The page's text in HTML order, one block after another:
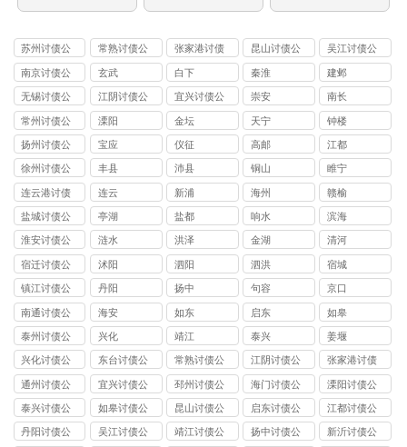
苏州讨债公
司
常熟讨债公
司
张家港讨债
公司
昆山讨债公
司
吴江讨债公
司
南京讨债公
司
玄武 白下 秦淮 建邺
无锡讨债公
司
江阴讨债公
司
宜兴讨债公
司
崇安 南长
常州讨债公
司
溧阳 金坛 天宁 钟楼
扬州讨债公
司
宝应 仪征 高邮 江都
徐州讨债公
司
丰县 沛县 铜山 睢宁
连云港讨债
公司
连云 新浦 海州 赣榆
盐城讨债公
司
亭湖 盐都 响水 滨海
淮安讨债公
司
涟水 洪泽 金湖 清河
宿迁讨债公
司
沭阳 泗阳 泗洪 宿城
镇江讨债公
司
丹阳 扬中 句容 京口
南通讨债公
司
海安 如东 启东 如皋
泰州讨债公
司
兴化 靖江 泰兴 姜堰
兴化讨债公
司
东台讨债公
司
常熟讨债公
司
江阴讨债公
司
张家港讨债
公司
通州讨债公
司
宜兴讨债公
司
邳州讨债公
司
海门讨债公
司
溧阳讨债公
司
泰兴讨债公
司
如皋讨债公
司
昆山讨债公
司
启东讨债公
司
江都讨债公
司
丹阳讨债公
吴江讨债公
靖江讨债公
扬中讨债公
新沂讨债公